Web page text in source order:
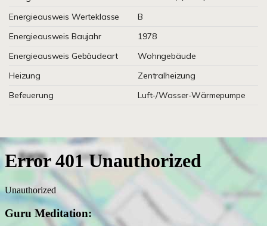
Energieausweis Werteklasse
B
Energieausweis Baujahr
1978
Energieausweis Gebäudeart
Wohngebäude
Heizung
Zentralheizung
Befeuerung
Luft-/Wasser-Wärmepumpe